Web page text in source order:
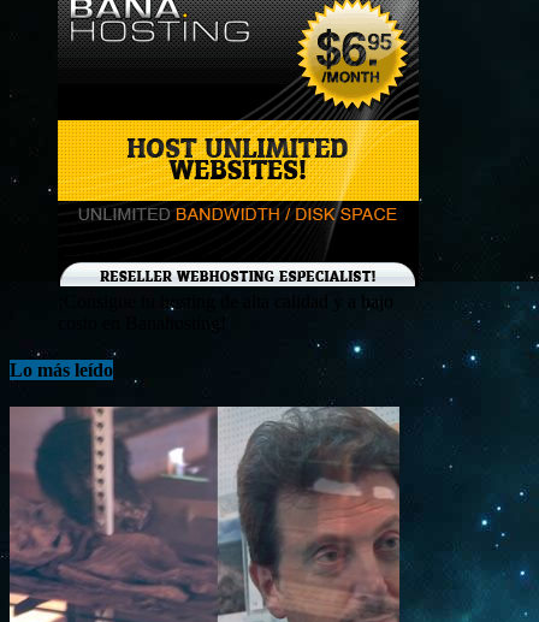
¡Consigue tu hosting de alta calidad y a bajo
Lo más leído